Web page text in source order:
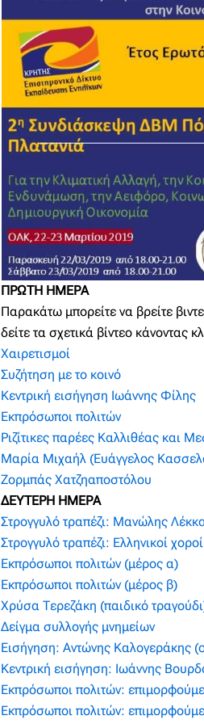
ΠΡΩΤΗ ΗΜΕΡΑ
Παρακάτω μπορείτε να βρείτε
δείτε τα σχετικά βίντεο κάνοντας
Χαιρετισμοί
Συζήτηση με το κοινό
Κεντρική εισήγηση Ιωάννης Φίλης
Εκπρόσωποι πολιτών
Ριζίτικες παρέες Καλλιθέας και
Μαρία Μιχαήλ (Ευάγγελος
Ζορμπάς Χατζηαποστόλου
ΔΕΥΤΕΡΗ ΗΜΕΡΑ
Στρογγυλό τραπέζι: Μανώλης
Στρογγυλό τραπέζι: Ελληνικοί χοροί
Εκπρόσωποι πολιτών (μέρος α)
Εκπρόσωποι πολιτών (μέρος β)
Χρύσα Τερεζάκη (παιδικό
Δείγμα συλλογής μνημείων
Εισήγηση: Αντώνης Καλογεράκης
Κεντρική εισήγηση: Ιωάννης
Εκπρόσωποι πολιτών:
Εκπρόσωποι πολιτών: